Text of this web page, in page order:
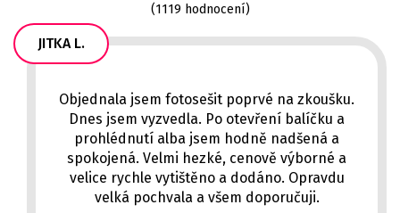
(1119 hodnocení)
JITKA L.
Objednala jsem fotosešit poprvé na zkoušku.
Dnes jsem vyzvedla. Po otevření balíčku a
prohlédnutí alba jsem hodně nadšená a
spokojená. Velmi hezké, cenově výborné a
velice rychle vytištěno a dodáno. Opravdu
velká pochvala a všem doporučuji.